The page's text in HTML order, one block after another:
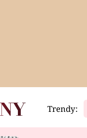
Video
Trendy: